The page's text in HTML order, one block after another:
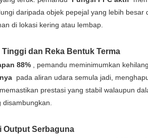
daripada objek pepejal yang lebih
di lokasi kering atau lembap.
dan Reka Bentuk Terma
88% , pemandu meminimumkan
pada aliran udara semula jadi,
prestasi yang stabil walaupun
Output Serbaguna